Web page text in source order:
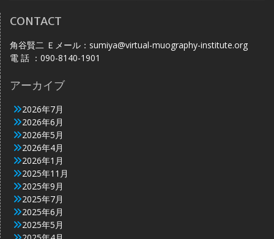
CONTACT
角谷賢二 Ｅメール：sumiya@virtual-muography-institute.org
電 話 ：090-8140-1901
アーカイブ
2026年7月
2026年6月
2026年5月
2026年4月
2026年1月
2025年11月
2025年9月
2025年7月
2025年6月
2025年5月